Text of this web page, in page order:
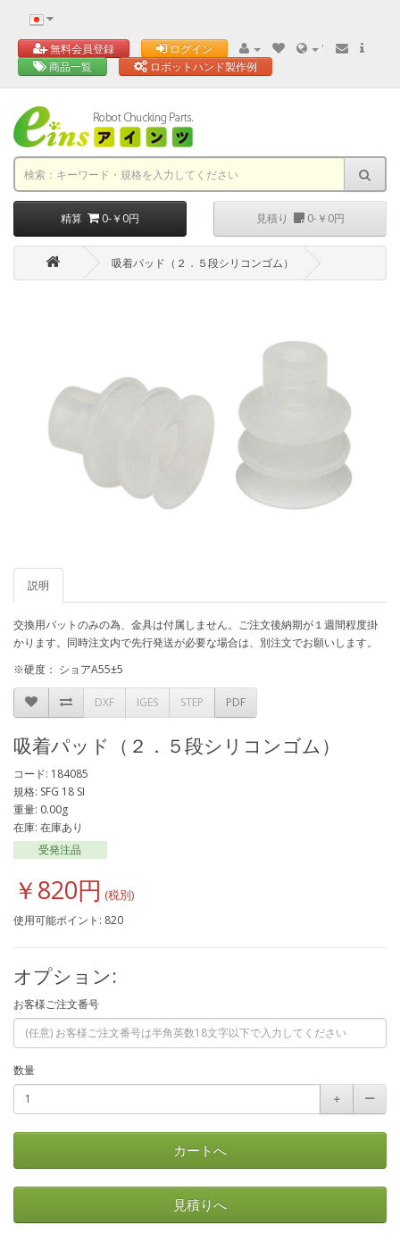
無料会員登録 ログイン
'
商品一覧
ロボットハンド製作例
精算 0-￥0円 見積り 0-￥0円
吸着パッド（２．５段シリコンゴム）
説明
交換用パットのみの為、金具は付属しません。ご注文後納期が１週間程度掛
かります。同時注文内で先行発送が必要な場合は、別注文でお願いします。
※硬度： ショアA55±5
DXF IGES STEP PDF
吸着パッド（２．５段シリコンゴム）
コード: 184085
規格: SFG 18 SI
重量: 0.00g
在庫: 在庫あり
受発注品
￥820円
使用可能ポイント: 820
オプション:
お客様ご注文番号
数量
＋
ー
カートへ
見積りへ